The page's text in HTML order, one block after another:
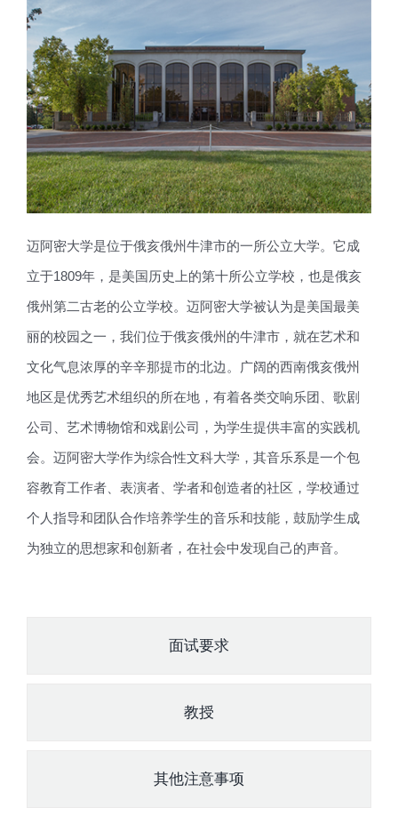
迈阿密大学是位于俄亥俄州牛津市的一所公立大学。它成
立于1809年，是美国历史上的第十所公立学校，也是俄亥
俄州第二古老的公立学校。迈阿密大学被认为是美国最美
丽的校园之一，我们位于俄亥俄州的牛津市，就在艺术和
文化气息浓厚的辛辛那提市的北边。广阔的西南俄亥俄州
地区是优秀艺术组织的所在地，有着各类交响乐团、歌剧
公司、艺术博物馆和戏剧公司，为学生提供丰富的实践机
会。迈阿密大学作为综合性文科大学，其音乐系是一个包
容教育工作者、表演者、学者和创造者的社区，学校通过
个人指导和团队合作培养学生的音乐和技能，鼓励学生成
为独立的思想家和创新者，在社会中发现自己的声音。
面试要求
教授
其他注意事项